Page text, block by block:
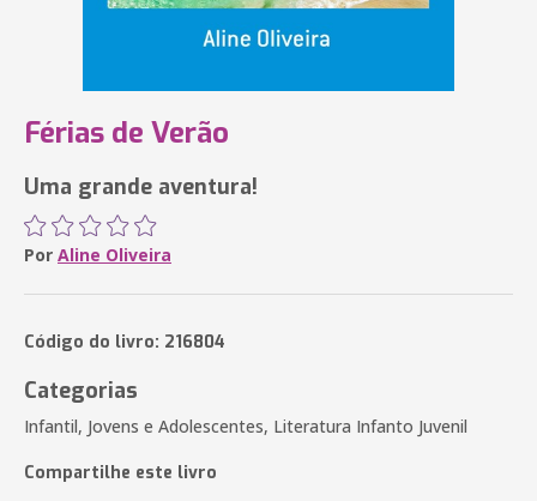
Férias de Verão
Uma grande aventura!
Por Aline Oliveira
Código do livro: 216804
Categorias
Infantil, Jovens e Adolescentes, Literatura Infanto Juvenil
Compartilhe este livro